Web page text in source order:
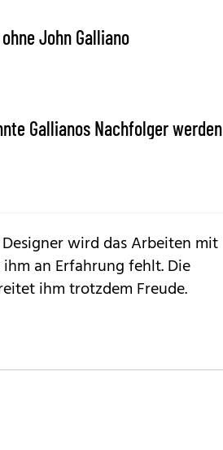
John Galliano
Gallianos Nachfolger werden
wird das Arbeiten mit
an Erfahrung fehlt. Die
ihm trotzdem Freude.